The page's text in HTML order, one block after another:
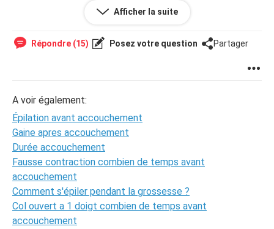
merci d'avance les filles !
Afficher la suite
Répondre (15) Posez votre question Partager
A voir également:
Épilation avant accouchement
Gaine apres accouchement
Durée accouchement
Fausse contraction combien de temps avant
accouchement
Comment s'épiler pendant la grossesse ?
Col ouvert a 1 doigt combien de temps avant
accouchement